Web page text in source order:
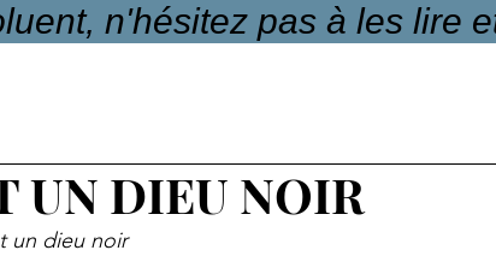
n'hésitez pas à les lire
UN DIEU NOIR
un dieu noir